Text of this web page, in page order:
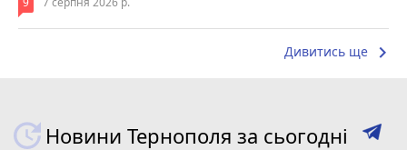
Дивитись ще keyboard_arrow_right
Новини Тернополя за сьогодні